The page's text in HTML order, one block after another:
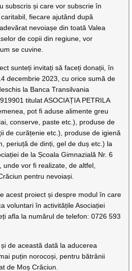
subscris și care vor subscrie în
fiecare ajutând după
nevoiașe din toată Valea
de copii din regiune, vor
se cuvine.
sunteți invitați să faceți donații, în
decembrie 2023, cu orice sumă de
la Banca Transilvania
titulat ASOCIAȚIA PETRILA
pot fi aduse alimente greu
conserve, paste etc.), produse de
de curățenie etc.), produse de igienă
periuță de dinți, gel de duș etc.) la
de la Școala Gimnazială Nr. 6
vor fi realizate, de altfel,
pentru nevoiași.
acest proiect și despre modul în care
voluntari în activitățile Asociației
afla la numărul de telefon: 0726 593
de această dată la aducerea
puțin norocoși, pentru bătrânii
de Moș Crăciun.